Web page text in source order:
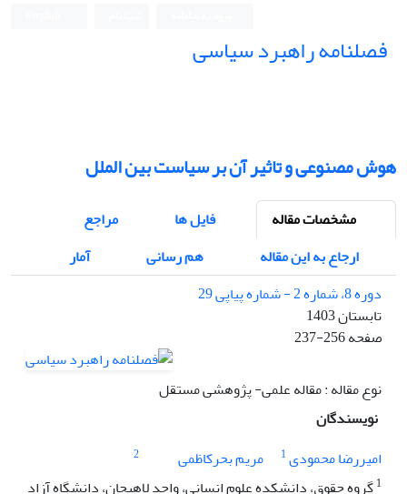
فصلنامه راهبرد سیاسی
هوش مصنوعی و تاثیر آن بر سیاست بین الملل
مشخصات مقاله فایل ها
مراجع
ارجاع به این مقاله
هم رسانی
آمار
دوره 8، شماره 2 - شماره پیاپی 29
تابستان 1403
صفحه237-256
نوع مقاله : مقاله علمی- پژوهشی مستقل
نویسندگان
امیررضا محمودی1 مریم بحرکاظمی
2
1گروه حقوق، دانشکده علوم انسانی، واحد لاهیجان، دانشگاه آزاد